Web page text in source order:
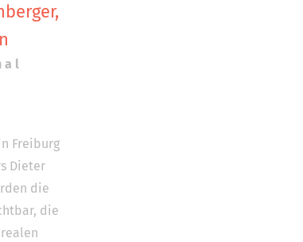
a l
Freiburg
Dieter
die
die